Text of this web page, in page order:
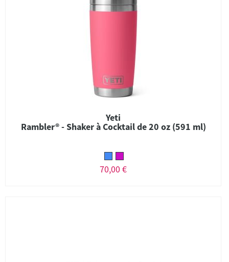
Yeti
Rambler® - Shaker à Cocktail de 20 oz (591 ml)
70,00 €